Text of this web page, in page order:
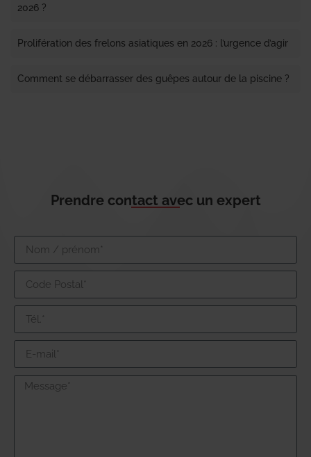
2026 ?
Prolifération des frelons asiatiques en 2026 : l’urgence d’agir
Comment se débarrasser des guêpes autour de la piscine ?
Prendre contact avec un expert